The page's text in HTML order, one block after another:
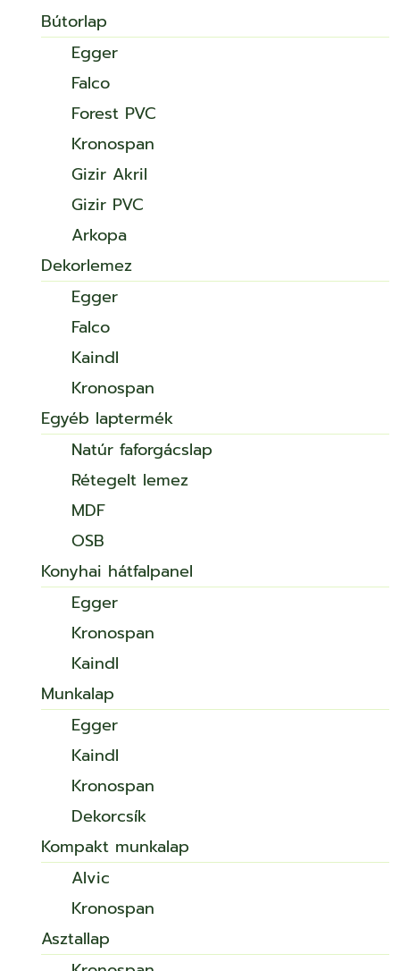
Bútorlap
Egger
Falco
Forest PVC
Kronospan
Gizir Akril
Gizir PVC
Arkopa
Dekorlemez
Egger
Falco
Kaindl
Kronospan
Egyéb laptermék
Natúr faforgácslap
Rétegelt lemez
MDF
OSB
Konyhai hátfalpanel
Egger
Kronospan
Kaindl
Munkalap
Egger
Kaindl
Kronospan
Dekorcsík
Kompakt munkalap
Alvic
Kronospan
Asztallap